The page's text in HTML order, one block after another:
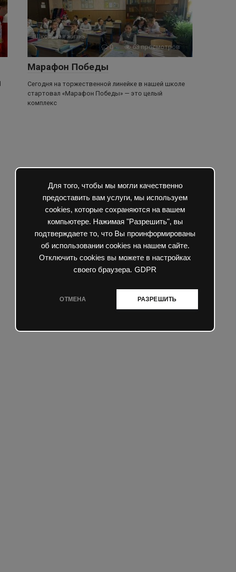
Для того, чтобы мы могли качественно
предоставить вам услуги, мы используем
cookies, которые сохраняются на вашем
компьютере. Нажимая "Разрешить", вы
подтверждаете то, что Вы проинформированы
об использовании cookies на нашем сайте.
Отключить cookies вы можете в настройках
своего браузера. GDPR
ОТМЕНА РАЗРЕШИТЬ
Школьная жизнь
0
63 просмотров
Марафон Победы
Сегодня на торжественной линейке в нашей школе
стартовал «Марафон Победы» — это целый
комплекс